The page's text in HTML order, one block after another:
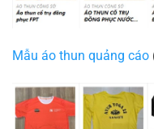
Mẫu áo thun quảng cáo